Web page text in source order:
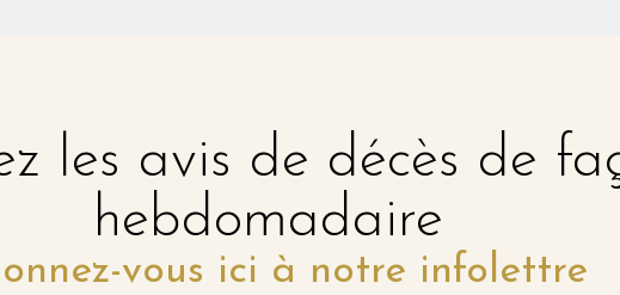
les avis de décès de
hebdomadaire
vous ici à notre infolettre